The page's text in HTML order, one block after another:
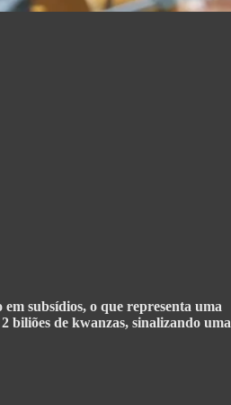
subsídios, o que representa uma
biliões de kwanzas, sinalizando uma